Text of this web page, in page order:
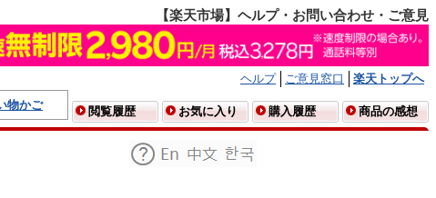
【楽天市場】ヘルプ・お問い合わせ・ご意見
ヘルプ ご意見窓口
楽天トップへ
物かご
閲覧履歴 お気に入り 購入履歴 商品の感想